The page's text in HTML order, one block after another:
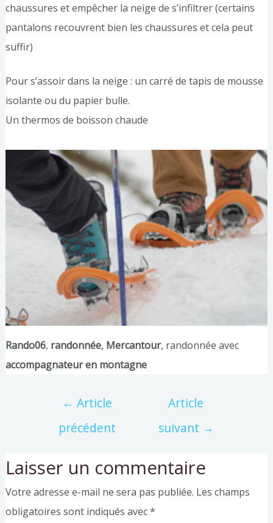
chaussures et empêcher la neige de s’infiltrer (certains
pantalons recouvrent bien les chaussures et cela peut
suffir)
Pour s’assoir dans la neige : un carré de tapis de mousse
isolante ou du papier bulle.
Un thermos de boisson chaude
Rando06, randonnée, Mercantour, randonnée avec
accompagnateur en montagne
← Article
précédent
Article
suivant →
Laisser un commentaire
Votre adresse e-mail ne sera pas publiée. Les champs
obligatoires sont indiqués avec*